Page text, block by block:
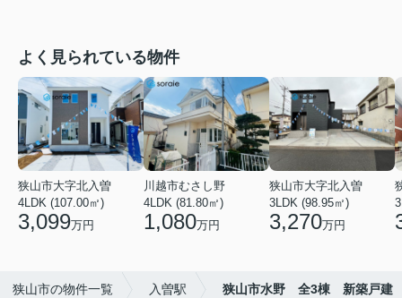
よく見られている物件
狭山市大字北入曽
4LDK (107.00㎡)
3,099万円
川越市むさし野
4LDK (81.80㎡)
1,080万円
狭山市大字北入曽
3LDK (98.95㎡)
3,270万円
狭山市の物件一覧 入曽駅 狭山市水野 全3棟 新築戸建